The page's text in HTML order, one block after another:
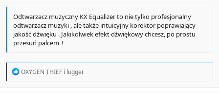
Odtwarzacz muzyczny KX Equalizer to nie tylko profesjonalny
odtwarzacz muzyki , ale także intuicyjny korektor poprawiający
jakość dźwięku . Jakikolwiek efekt dźwiękowy chcesz, po prostu
przesuń palcem！
R
OXYGEN THIEF i lugger